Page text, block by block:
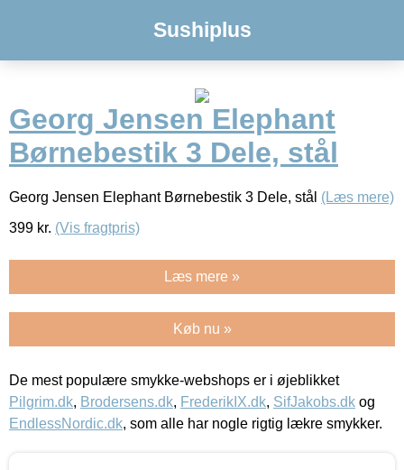
Sushiplus
Georg Jensen Elephant
Børnebestik 3 Dele, stål
Georg Jensen Elephant Børnebestik 3 Dele, stål (Læs mere)
399 kr. (Vis fragtpris)
Læs mere »
Køb nu »
De mest populære smykke-webshops er i øjeblikket
Pilgrim.dk, Brodersens.dk, FrederikIX.dk, SifJakobs.dk og
EndlessNordic.dk, som alle har nogle rigtig lækre smykker.